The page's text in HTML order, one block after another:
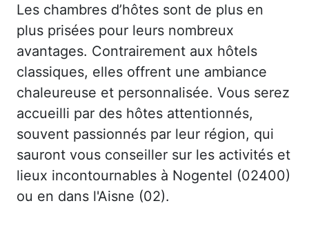
Les chambres d’hôtes sont de plus en
plus prisées pour leurs nombreux
avantages. Contrairement aux hôtels
classiques, elles offrent une ambiance
chaleureuse et personnalisée. Vous serez
accueilli par des hôtes attentionnés,
souvent passionnés par leur région, qui
sauront vous conseiller sur les activités et
lieux incontournables à Nogentel (02400)
ou en dans l'Aisne (02).